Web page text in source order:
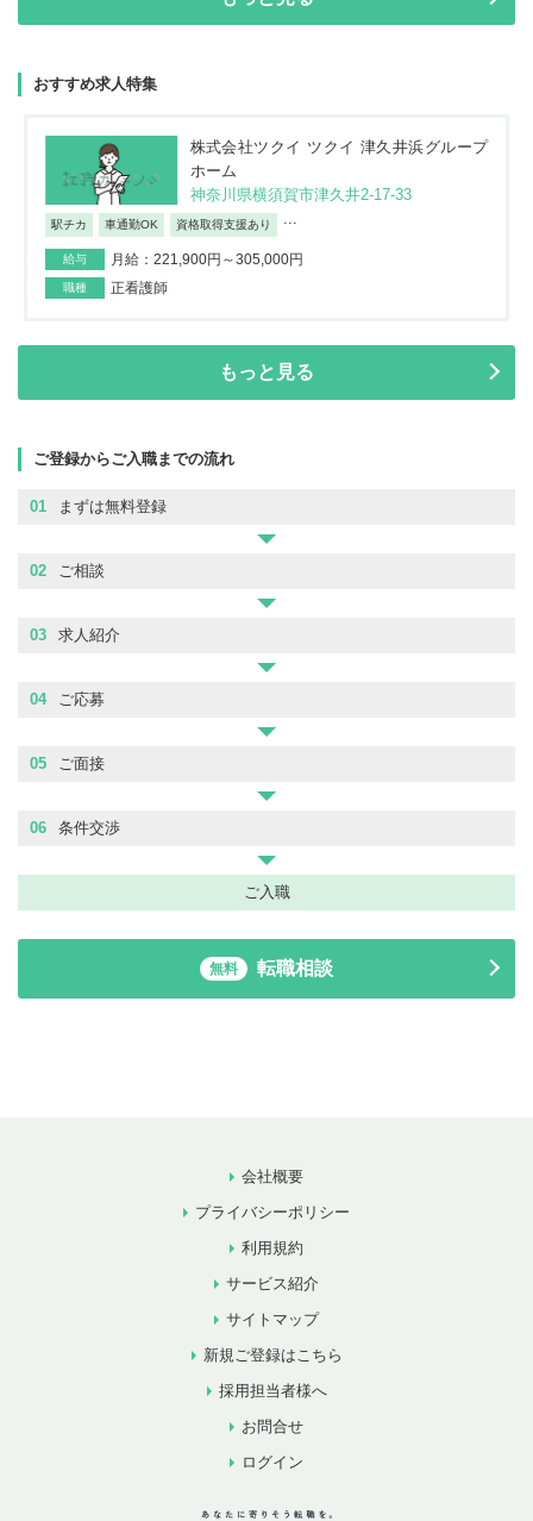
おすすめ求人特集
株式会社ツクイ ツクイ 津久井浜グループ
ホーム
神奈川県横須賀市津久井2-17-33
駅チカ 車通勤OK 資格取得支援あり
給与 月給：221,900円～305,000円
職種 正看護師
もっと見る
ご登録からご入職までの流れ
01 まずは無料登録
02 ご相談
03 求人紹介
04 ご応募
05 ご面接
06 条件交渉
ご入職
無料 転職相談
会社概要
プライバシーポリシー
利用規約
サービス紹介
サイトマップ
新規ご登録はこちら
採用担当者様へ
お問合せ
ログイン